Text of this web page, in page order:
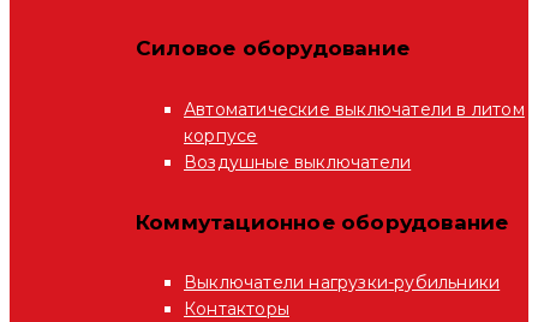
Силовое оборудование
Автоматические выключатели в литом
корпусе
Воздушные выключатели
Коммутационное оборудование
Выключатели нагрузки-рубильники
Контакторы